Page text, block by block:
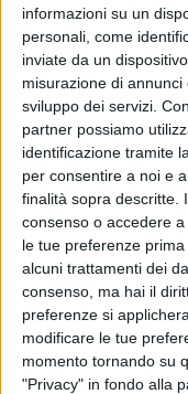
informazioni su un
personali, come
inviate da un
misurazione di
sviluppo dei servizi.
partner possiamo
identificazione tramite
per consentire a noi e
finalità sopra descritte.
consenso o accedere
le tue preferenze prima
alcuni trattamenti dei
consenso, ma hai il
preferenze si
modificare le tue
momento tornando su
"Privacy" in fondo alla
Suez
aumenta
spedizioni
ECONOMIA 29